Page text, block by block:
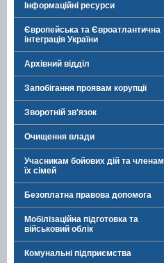
Інформаційні ресурси
Європейська та Євроатлантична
інтеграція України
Архівний відділ
Запобігання проявам корупції
Зворотній зв'язок
Очищення влади
Учасникам бойових дій та членам
їх сімей
Безоплатна правова допомога
Мобілізаційна підготовка та
військовий облік
Комунальні підприємства